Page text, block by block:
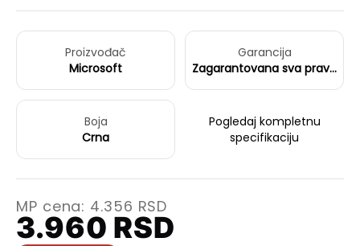
Proizvođač
Microsoft
Garancija
Zagarantovana sva prava
potrošača
Boja
Crna
Pogledaj kompletnu
specifikaciju
MP cena: 4.356 RSD
3.960 RSD